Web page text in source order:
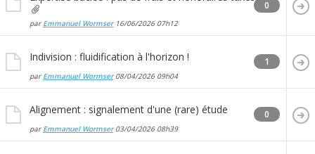
par Emmanuel Wormser16/06/2026 07h12
0
Indivision : fluidification à l'horizon !
par Emmanuel Wormser08/04/2026 09h04
1
Alignement : signalement d'une (rare) étude
par Emmanuel Wormser03/04/2026 08h39
0